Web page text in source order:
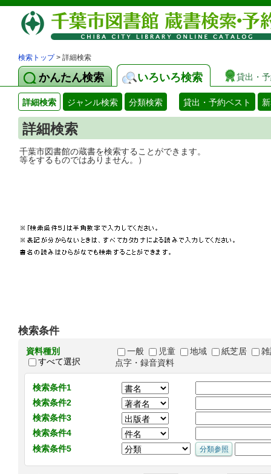
検索トップ> 詳細検索
かんたん検索 いろいろ検索 貸出・
詳細検索 ジャンル検索 分類検索 貸出・予約ベスト
詳細検索
千葉市図書館の蔵書を検索することがで
等をするものではありません。）
検索条件
資料種別
すべて選択
一般 児童 地域 紙芝居
点字・録音資料
検索条件1
検索条件2
検索条件3
検索条件4
検索条件5